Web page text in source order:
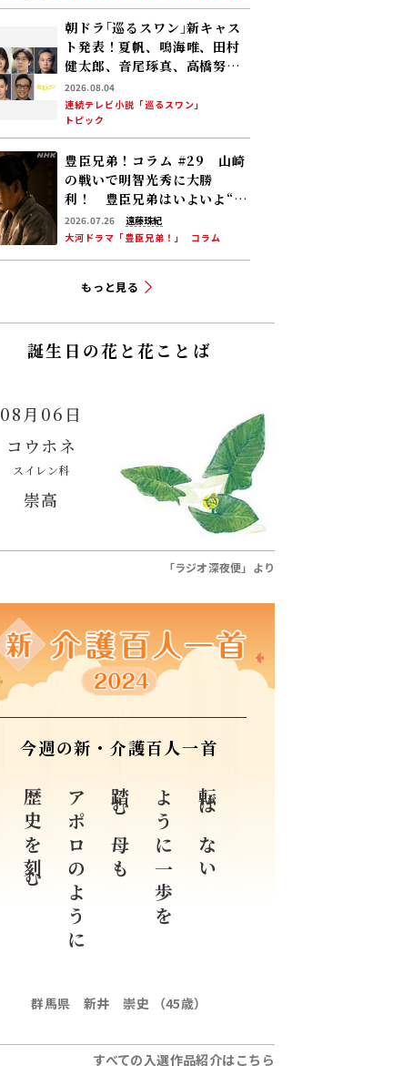
朝ドラ｢巡るスワン｣新キャス
ト発表！夏帆、鳴海唯、田村
健太郎、音尾琢真、高橋努、
大倉孝二、角田晃広――主人公･美
咲(森田望智)が交流する警察
署の人々 2027年度前期放送
2026.08.04
連続テレビ小説「巡るスワン」
トピック
豊臣兄弟！コラム #29 山崎
の戦いで明智光秀に大勝
利！ 豊臣兄弟はいよいよ“天
下への道”を歩み始める
2026.07.26
遠藤珠紀
大河ドラマ「豊臣兄弟！」
コラム
もっと見る
誕生日の花と花ことば
08月06日
コウホネ
スイレン科
崇高
「ラジオ深夜便」より
今週の新・介護百人一首
転ばない
ように一歩を
踏む母も
アポロのように
歴史を刻む
群馬県 新井 崇史 （45歳）
すべての入選作品紹介はこちら